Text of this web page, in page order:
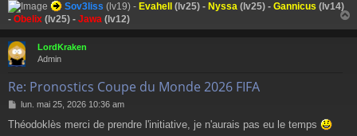
Sov3liss (lv19) - Evahell (lv25) - Nyssa (lv25) - Gannicus (lv14)
- Obelix (lv25) - Jawa (lv12)
a
LordKraken
Admin
Re: Pronostics Coupe du Monde 2026 FIFA
M
s
lun. mai 25, 2026 10:36 am
Théodoklès merci de prendre l'initiative, je n'aurais pas eu le temps